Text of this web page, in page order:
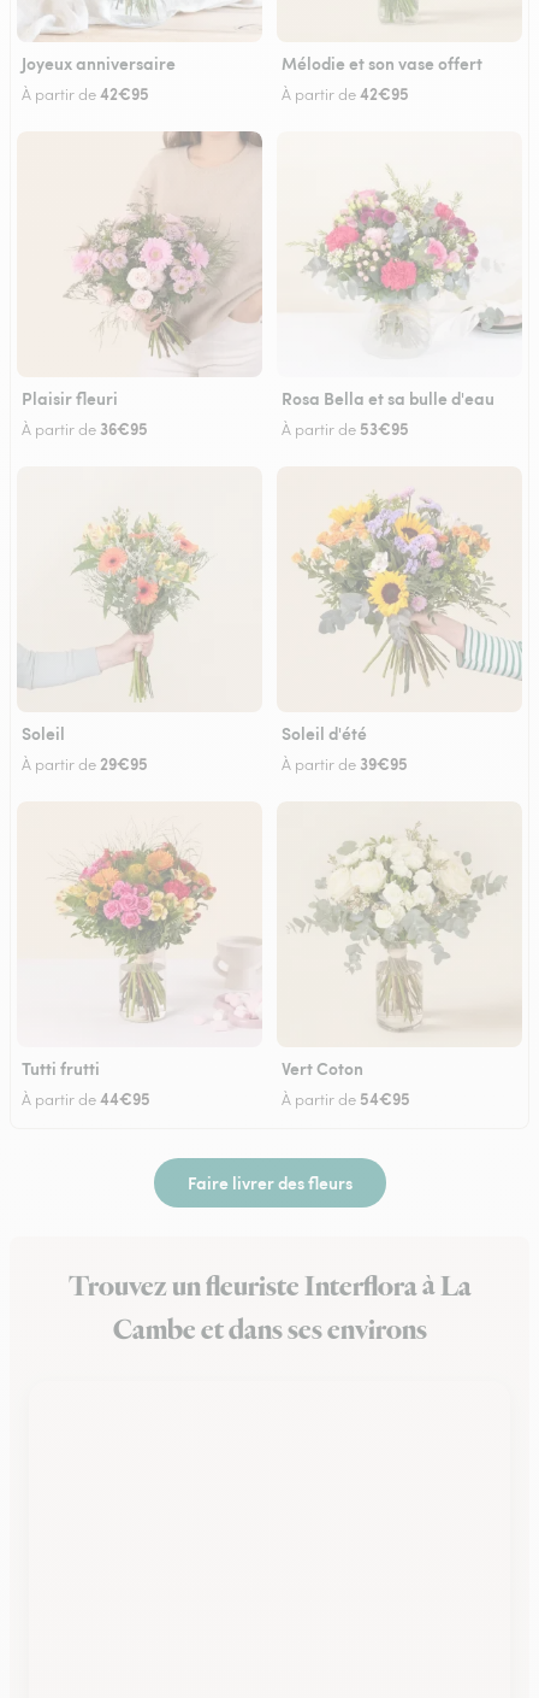
Joyeux anniversaire
À partir de42€95
Mélodie et son vase offert
À partir de42€95
Plaisir fleuri
À partir de 36€95
Rosa Bella et sa bulle d'eau
À partir de 53€95
Soleil
À partir de29€95
Soleil d'été
À partir de 39€95
Tutti frutti
À partir de44€95
Vert Coton
À partir de 54€95
Faire livrer des fleurs
Trouvez un fleuriste Interflora à La
Cambe et dans ses environs